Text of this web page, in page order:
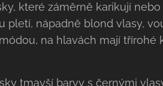
které záměrně karikují
pletí, nápadně blond vlasy,
na hlavách mají
tmavší barvy s černými